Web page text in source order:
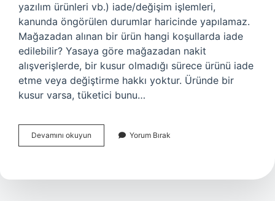
yazılım ürünleri vb.) iade/değişim işlemleri,
kanunda öngörülen durumlar haricinde yapılamaz.
Mağazadan alınan bir ürün hangi koşullarda iade
edilebilir? Yasaya göre mağazadan nakit
alışverişlerde, bir kusur olmadığı sürece ürünü iade
etme veya değiştirme hakkı yoktur. Üründe bir
kusur varsa, tüketici bunu…
Devamını okuyun
Beyaz
Iade
Yorum Bırak